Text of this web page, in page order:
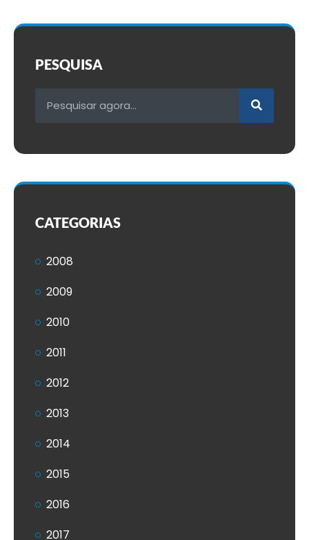
PESQUISA
CATEGORIAS
2008
2009
2010
2011
2012
2013
2014
2015
2016
2017